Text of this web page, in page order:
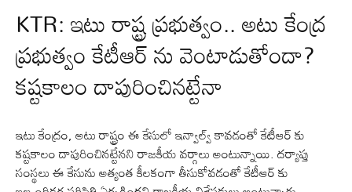
KTR: ఇటు రాష్ట్ర ప్రభుత్వం.. అటు కేంద్ర
ప్రభుత్వం కేటీఆర్ ను వెంటాడుతోందా?
కష్టకాలం దాపురించినట్టేనా
ఇటు కేంద్రం, అటు రాష్ట్రం ఈ కేసులో ఇన్వాల్వ్ కావడంతో కేటీఆర్ కు
కష్టకాలం దాపురించినట్టేనని రాజకీయ వర్గాలు అంటున్నాయి. దర్యాప్తు
సంస్థలు ఈ కేసును అత్యంత కీలకంగా తీసుకోవడంతో కేటీఆర్ కు